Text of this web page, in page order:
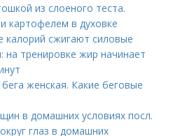
из слоеного теста.
картофелем в духовке
калорий сжигают силовые
тренировке жир начинает
женская. Какие беговые
в домашних условиях посл.
глаз в домашних